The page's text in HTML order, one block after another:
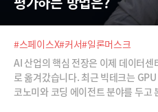
#스페이스X#커서#일론머스크
AI 산업의 핵심 전장은 이제 데이터
로 옮겨갔습니다. 최근 빅테크는
코노미와 코딩 에이전트 분야를 두고